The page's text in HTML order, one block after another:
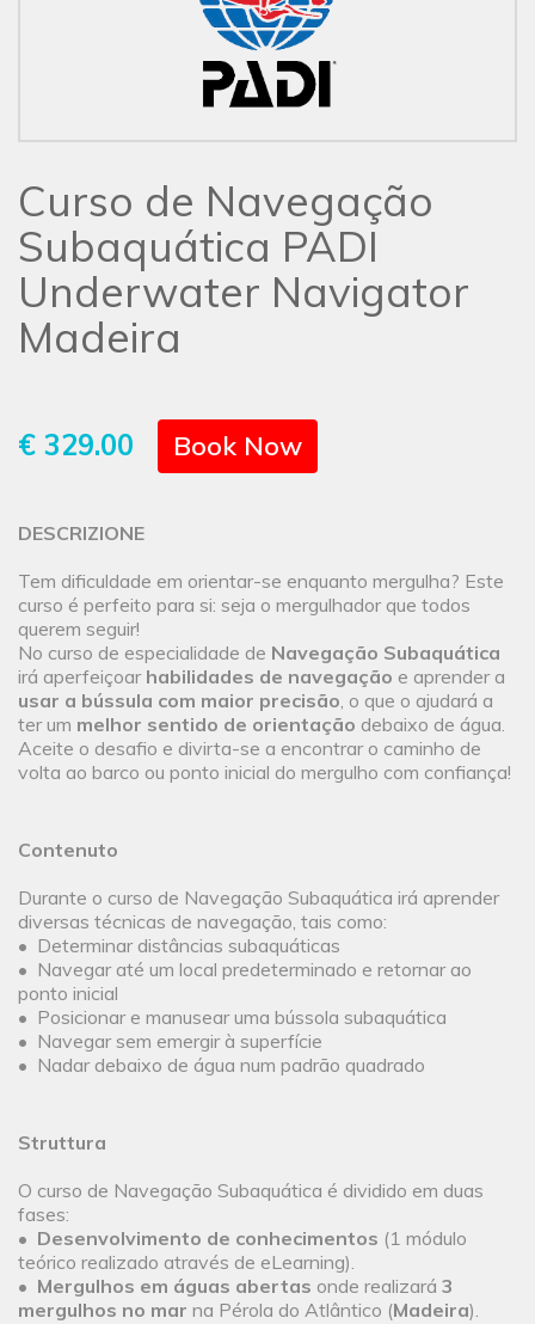
Curso de Navegação
Subaquática PADI
Underwater Navigator
Madeira
€ 329.00 Book Now
DESCRIZIONE
Tem dificuldade em orientar-se enquanto mergulha? Este
curso é perfeito para si: seja o mergulhador que todos
querem seguir!
No curso de especialidade de Navegação Subaquática
irá aperfeiçoar habilidades de navegação e aprender a
usar a bússula com maior precisão, o que o ajudará a
ter um melhor sentido de orientação debaixo de água.
Aceite o desafio e divirta-se a encontrar o caminho de
volta ao barco ou ponto inicial do mergulho com confiança!
Contenuto
Durante o curso de Navegação Subaquática irá aprender
diversas técnicas de navegação, tais como:
• Determinar distâncias subaquáticas
• Navegar até um local predeterminado e retornar ao
ponto inicial
• Posicionar e manusear uma bússola subaquática
• Navegar sem emergir à superfície
• Nadar debaixo de água num padrão quadrado
Struttura
O curso de Navegação Subaquática é dividido em duas
fases:
• Desenvolvimento de conhecimentos (1 módulo
teórico realizado através de eLearning).
• Mergulhos em águas abertas onde realizará 3
mergulhos no mar na Pérola do Atlântico (Madeira).